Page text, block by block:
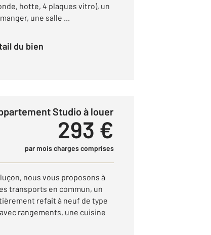
hotte, 4 plaques vitro), un
une salle ...
du bien
Studio à louer
293 €
par mois charges comprises
nous vous proposons à
transports en commun, un
refait à neuf de type
rangements, une cuisine